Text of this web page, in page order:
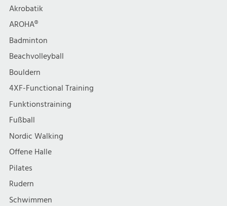
Akrobatik
AROHA®
Badminton
Beachvolleyball
Bouldern
4XF-Functional Training
Funktionstraining
Fußball
Nordic Walking
Offene Halle
Pilates
Rudern
Schwimmen